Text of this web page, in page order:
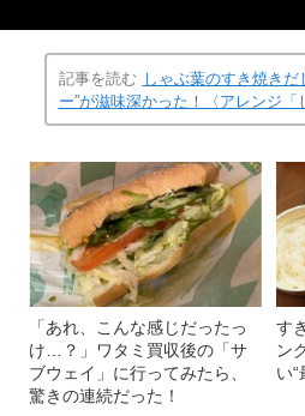
記事を読む しゃぶ葉のすき焼きだ
ー”が滋味深かった！〈アレンジ「
「あれ、こんな感じだったっ
け…？」ワタミ買収後の「サ
ブウェイ」に行ってみたら、
驚きの連続だった！
す
ン
い